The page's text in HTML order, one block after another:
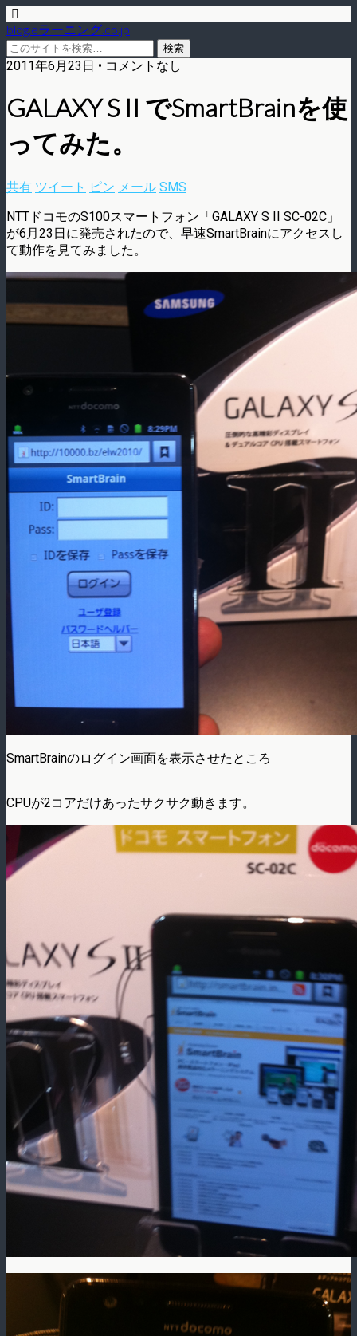
blog.eラーニング.co.jp
2011年6月23日 • コメントなし
GALAXY S II でSmartBrainを使
ってみた。
共有 ツイート ピン メール SMS
NTTドコモのS100スマートフォン「GALAXY S II SC-02C」
が6月23日に発売されたので、早速SmartBrainにアクセスし
て動作を見てみました。
SmartBrainのログイン画面を表示させたところ
CPUが2コアだけあったサクサク動きます。